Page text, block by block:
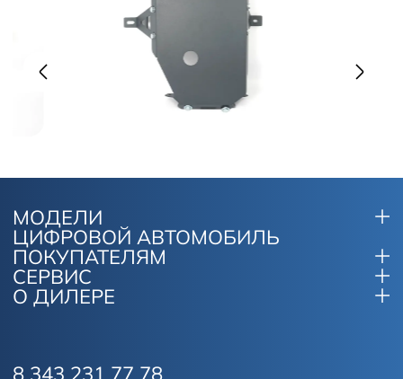
МОДЕЛИ
ЦИФРОВОЙ АВТОМОБИЛЬ
ПОКУПАТЕЛЯМ
СЕРВИС
О ДИЛЕРЕ
8 343 231 77 78